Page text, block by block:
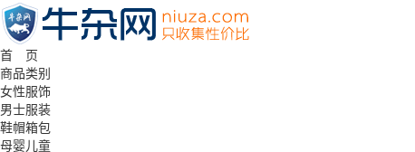
首 页
商品类别
女性服饰
男士服装
鞋帽箱包
母婴儿童